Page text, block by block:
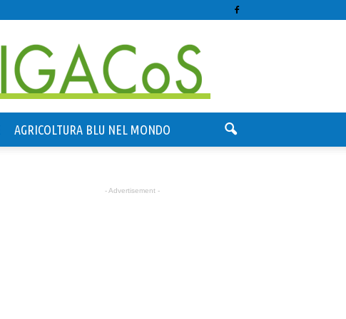
AGRICOLTURA BLU NEL MONDO
- Advertisement -